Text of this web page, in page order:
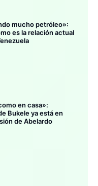
mucho petróleo»:
es la relación actual
en casa»:
Bukele ya está en
de Abelardo